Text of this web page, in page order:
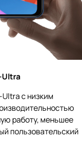
Ultra
с низким
работу, меньшее
пользовательский